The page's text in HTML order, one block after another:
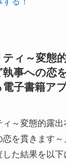
ティ～変態
事への恋
子書籍ア
ィ～変態的露
恋を貫きます
た結果を以下